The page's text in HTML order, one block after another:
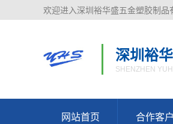
欢迎进入深圳裕华盛五金塑胶制品
深圳裕
SHENZHEN
网站首页 合作客户